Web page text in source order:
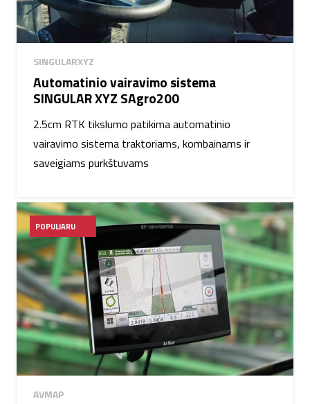
SINGULARXYZ
Automatinio vairavimo sistema
SINGULAR XYZ SAgro200
2.5cm RTK tikslumo patikima automatinio
vairavimo sistema traktoriams, kombainams ir
saveigiams purkštuvams
POPULIARU
AVMAP